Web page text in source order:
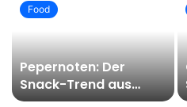
Food
Pepernoten: Der
Snack-Trend aus
Holland erobert